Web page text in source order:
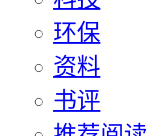
环保
资料
书评